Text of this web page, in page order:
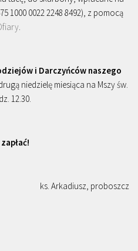
1000 0022 2248 8492), z pomocą
.
i Darczyńców naszego
niedzielę miesiąca na Mszy św.
12.30.
ks. Arkadiusz, proboszcz